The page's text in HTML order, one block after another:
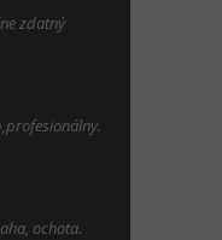
zdatný
ochota.